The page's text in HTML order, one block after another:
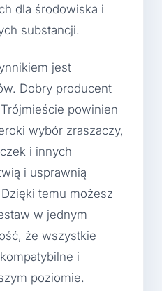
dla środowiska i
substancji.
jest
Dobry producent
powinien
wybór zraszaczy,
i innych
i usprawnią
temu możesz
w jednym
że wszystkie
i
poziomie.